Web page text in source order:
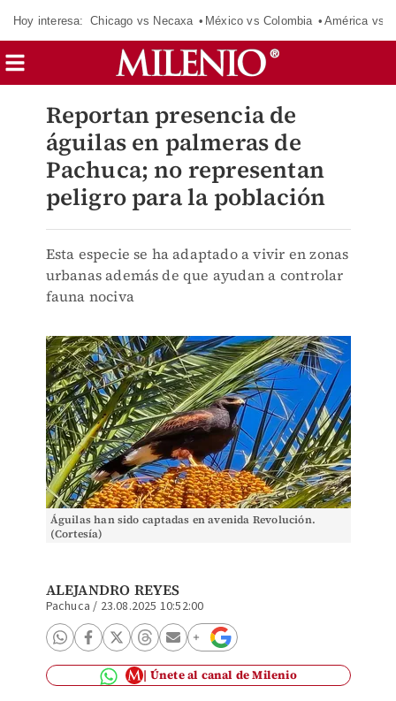
Hoy interesa: Chicago vs Necaxa México vs Colombia América vs
Reportan presencia de
águilas en palmeras de
Pachuca; no representan
peligro para la población
Esta especie se ha adaptado a vivir en zonas
urbanas además de que ayudan a controlar
fauna nociva
Águilas han sido captadas en avenida Revolución.
(Cortesía)
ALEJANDRO REYES
Pachuca / 23.08.2025 10:52:00
Únete al canal de Milenio